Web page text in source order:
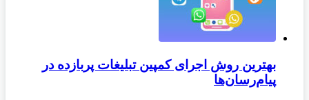
بهترین روش اجرای کمپین تبلیغات پربازده در
پیام‌رسان‌ها